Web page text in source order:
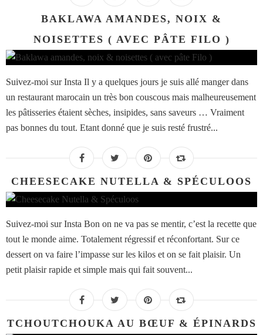
BAKLAWA AMANDES, NOIX &
NOISETTES ( AVEC PÂTE FILO )
Suivez-moi sur Insta Il y a quelques jours je suis allé manger dans
un restaurant marocain un très bon couscous mais malheureusement
les pâtisseries étaient sèches, insipides, sans saveurs … Vraiment
pas bonnes du tout. Etant donné que je suis resté frustré...
CHEESECAKE NUTELLA & SPÉCULOOS
Suivez-moi sur Insta Bon on ne va pas se mentir, c’est la recette que
tout le monde aime. Totalement régressif et réconfortant. Sur ce
dessert on va faire l’impasse sur les kilos et on se fait plaisir. Un
petit plaisir rapide et simple mais qui fait souvent...
TCHOUTCHOUKA AU BŒUF & ÉPINARDS